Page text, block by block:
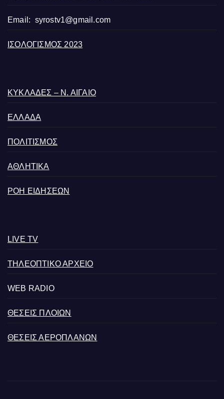
Email: syrostv1@gmail.com
ΙΣΟΛΟΓΙΣΜΟΣ 2023
ΚΥΚΛΑΔΕΣ – Ν. ΑΙΓΑΙΟ
ΕΛΛΑΔΑ
ΠΟΛΙΤΙΣΜΟΣ
ΑΘΛΗΤΙΚΑ
ΡΟΗ ΕΙΔΗΣΕΩΝ
LIVE TV
ΤΗΛΕΟΠΤΙΚΟ ΑΡΧΕΙΟ
WEB RADIO
ΘΕΣΕΙΣ ΠΛΟΙΩΝ
ΘΕΣΕΙΣ ΑΕΡΟΠΛΑΝΩΝ